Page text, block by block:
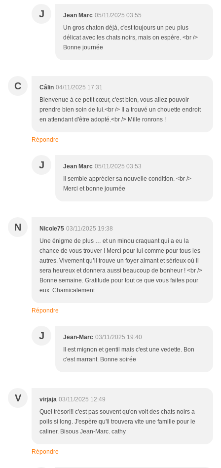
J Jean Marc 05/11/2025 03:55
Un gros chaton déjà, c'est toujours un peu plus
délicat avec les chats noirs, mais on espère. <br />
Bonne journée
C Câlin 04/11/2025 17:31
Bienvenue à ce petit cœur, c'est bien, vous allez pouvoir
prendre bien soin de lui.<br /> Il a trouvé un chouette endroit
en attendant d'être adopté.<br /> Mille ronrons !
Répondre
J Jean Marc 05/11/2025 03:53
Il semble apprécier sa nouvelle condition. <br />
Merci et bonne journée
N Nicole75 03/11/2025 19:38
Une énigme de plus … et un minou craquant qui a eu la
chance de vous trouver ! Merci pour lui comme pour tous les
autres. Vivement qu’il trouve un foyer aimant et sérieux où il
sera heureux et donnera aussi beaucoup de bonheur ! <br />
Bonne semaine. Gratitude pour tout ce que vous faites pour
eux. Chamicalement.
Répondre
J Jean-Marc 03/11/2025 19:40
Il est mignon et gentil mais c'est une vedette. Bon
c'est marrant. Bonne soirée
V virjaja 03/11/2025 12:49
Quel trésor!!! c'est pas souvent qu'on voit des chats noirs a
poils si long. J'espère qu'il trouvera vite une famille pour le
caliner. Bisous Jean-Marc. cathy
Répondre